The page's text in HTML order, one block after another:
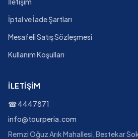
İptal ve İade Şartları
Mesafeli Satış Sözleşmesi
Kullanım Koşulları
İLETIŞIM
☎4447871
info@tourperia.com
Remzi Oğuz Arık Mahallesi, Bestekar